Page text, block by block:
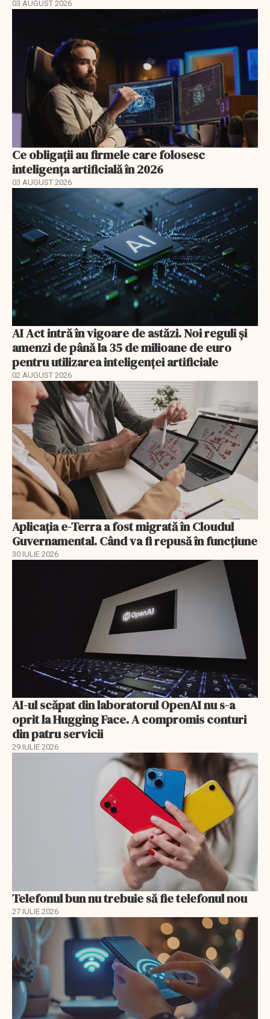
03 AUGUST 2026
Ce obligații au firmele care folosesc
inteligența artificială în 2026
03 AUGUST 2026
AI Act intră în vigoare de astăzi. Noi reguli și
amenzi de până la 35 de milioane de euro
pentru utilizarea inteligenței artificiale
02 AUGUST 2026
Aplicația e-Terra a fost migrată în Cloudul
Guvernamental. Când va fi repusă în funcțiune
30 IULIE 2026
AI-ul scăpat din laboratorul OpenAI nu s-a
oprit la Hugging Face. A compromis conturi
din patru servicii
29 IULIE 2026
Telefonul bun nu trebuie să fie telefonul nou
27 IULIE 2026